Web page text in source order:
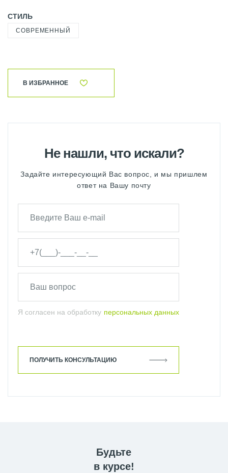
СТИЛЬ
СОВРЕМЕННЫЙ
В ИЗБРАННОЕ
Не нашли, что искали?
Задайте интересующий Вас вопрос, и мы пришлем
ответ на Вашу почту
Я согласен на обработку персональных данных
ПОЛУЧИТЬ КОНСУЛЬТАЦИЮ
Будьте
в курсе!